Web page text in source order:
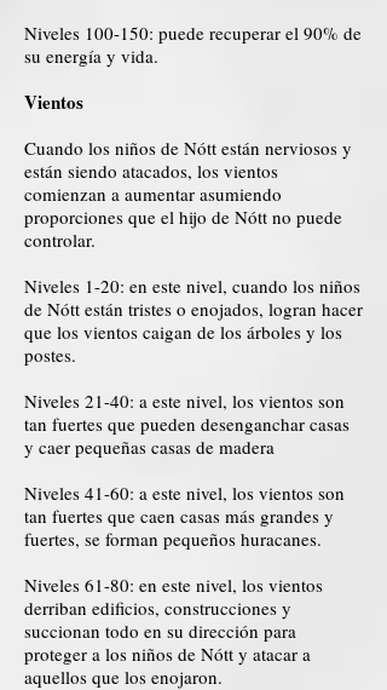
Niveles 100-150: puede recuperar el 90% de
su energía y vida.
Vientos
Cuando los niños de Nótt están nerviosos y
están siendo atacados, los vientos
comienzan a aumentar asumiendo
proporciones que el hijo de Nótt no puede
controlar.
Niveles 1-20: en este nivel, cuando los niños
de Nótt están tristes o enojados, logran hacer
que los vientos caigan de los árboles y los
postes.
Niveles 21-40: a este nivel, los vientos son
tan fuertes que pueden desenganchar casas
y caer pequeñas casas de madera
Niveles 41-60: a este nivel, los vientos son
tan fuertes que caen casas más grandes y
fuertes, se forman pequeños huracanes.
Niveles 61-80: en este nivel, los vientos
derriban edificios, construcciones y
succionan todo en su dirección para
proteger a los niños de Nótt y atacar a
aquellos que los enojaron.